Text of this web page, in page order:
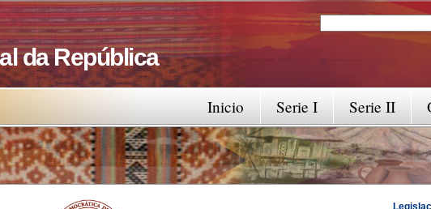
da República
Search form
Serie II
Serie I
Inicio